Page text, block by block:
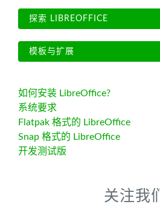
探索 LIBREOFFICE
模板与扩展
如何安装 LibreOffice?
系统要求
Flatpak 格式的 LibreOffice
Snap 格式的 LibreOffice
开发测试版
关注我们